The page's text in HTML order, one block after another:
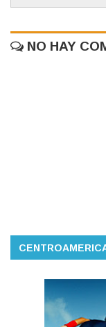
NO HAY